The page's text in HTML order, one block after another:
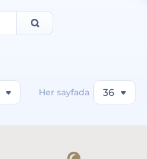
Her sayfada 36